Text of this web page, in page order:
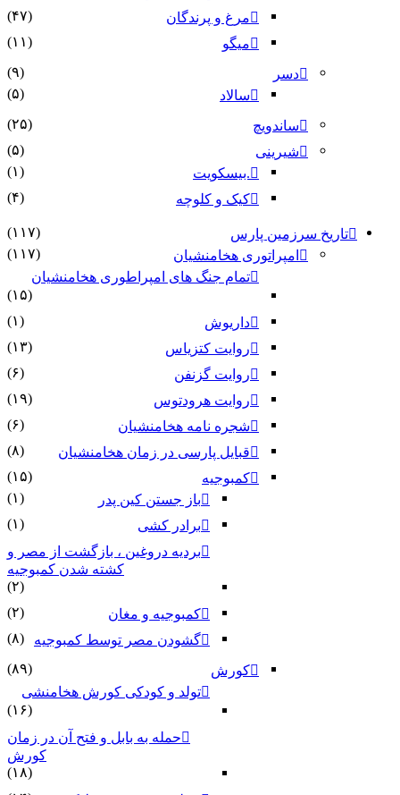
مرغ و پرندگان
(۴۷)
میگو
(۱۱)
دسر
(۹)
سالاد
(۵)
ساندویچ
(۲۵)
شیرینی
(۵)
.بیسکویت
(۱)
کیک و کلوچه
(۴)
تاریخ سرزمین پارس
(۱۱۷)
امپراتوری هخامنشیان
(۱۱۷)
تمام جنگ های امپراطوری هخامنشیان
(۱۵)
داریوش
(۱)
روایت کتزیاس
(۱۳)
روایت گزنفن
(۶)
روایت هرودتوس
(۱۹)
شجره نامه هخامنشیان
(۶)
قبایل پارسی در زمان هخامنشیان
(۸)
کمبوجیه
(۱۵)
باز جستن کین پدر
(۱)
برادر کشی
(۱)
بردیه دروغین ، بازگشت از مصر و
کشته شدن کمبوجیه
(۲)
کمبوجیه و مغان
(۲)
گشودن مصر توسط کمبوجیه
(۸)
کورش
(۸۹)
تولد و کودکی کورش هخامنشی
(۱۶)
حمله به بابل و فتح آن در زمان
کورش
(۱۸)